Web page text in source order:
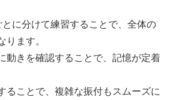
に分けて練習することで、全体の
ります。
動きを確認することで、記憶が定着
ることで、複雑な振付もスムーズに